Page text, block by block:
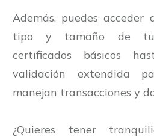
Además, puedes acceder
tipo y tamaño de tu
certificados básicos
validación extendida
manejan transacciones y
¿Quieres tener